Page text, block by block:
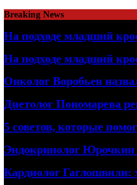
Skip
to
content
Breaking News
На подходе младший
На подходе младший
Онколог Воробьев
Диетолог Пономарева
5 советов, которые
Эндокринолог Юрочкин
Кардиолог Гаглошвили: